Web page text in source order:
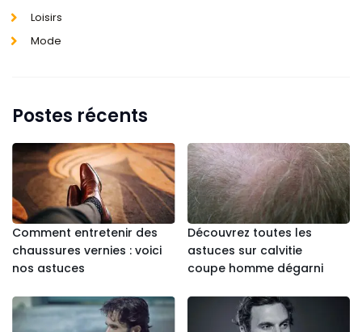
Loisirs
Mode
Postes récents
Comment entretenir des
chaussures vernies : voici
nos astuces
Découvrez toutes les
astuces sur calvitie
coupe homme dégarni